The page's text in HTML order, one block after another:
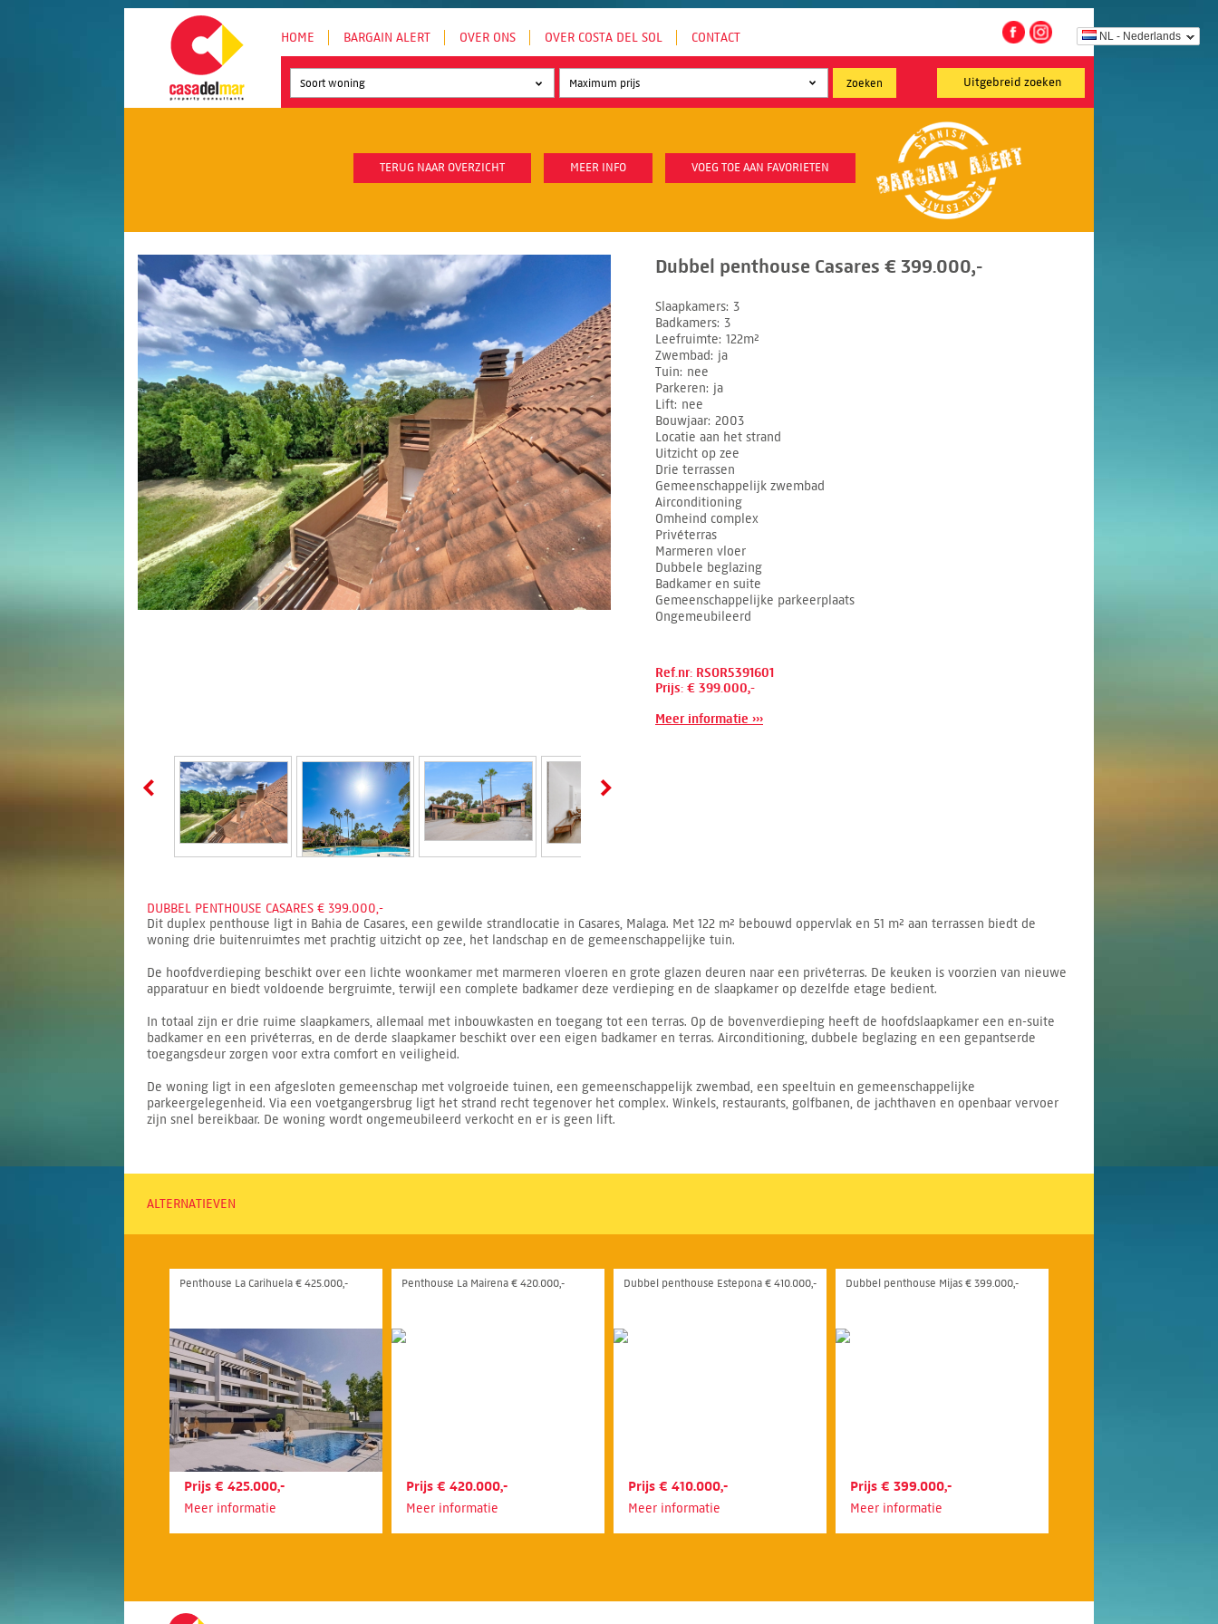
NL - Nederlands
HOME BARGAIN ALERT OVER ONS OVER COSTA DEL SOL CONTACT
Uitgebreid zoeken
Soort woning
TERUG NAAR OVERZICHT MEER INFO VOEG TOE AAN FAVORIETEN
Dubbel penthouse Casares € 399.000,-
Slaapkamers 3
Badkamers 3
Leefruimte 122m²
Zwembad
ja
Tuin nee
Parkeren ja
Lift nee
Bouwjaar 2003
Locatie aan het strand
Uitzicht op zee
Drie terrassen
Gemeenschappelijk zwembad
Airconditioning
Omheind complex
Privéterras
Marmeren vloer
Dubbele beglazing
Badkamer en suite
Gemeenschappelijke parkeerplaats
Ongemeubileerd
Ref.nr: RSOR5391601
Prijs: € 399.000,-
Meer informatie ›››
DUBBEL PENTHOUSE CASARES € 399.000,-
Dit duplex penthouse ligt in Bahia de Casares, een gewilde strandlocatie in Casares, Malaga. Met 122 m² bebouwd oppervlak en 51 m² aan terrassen biedt de
woning drie buitenruimtes met prachtig uitzicht op zee, het landschap en de gemeenschappelijke tuin.
De hoofdverdieping beschikt over een lichte woonkamer met marmeren vloeren en grote glazen deuren naar een privéterras. De keuken is voorzien van nieuwe
apparatuur en biedt voldoende bergruimte, terwijl een complete badkamer deze verdieping en de slaapkamer op dezelfde etage bedient.
In totaal zijn er drie ruime slaapkamers, allemaal met inbouwkasten en toegang tot een terras. Op de bovenverdieping heeft de hoofdslaapkamer een en-suite
badkamer en een privéterras, en de derde slaapkamer beschikt over een eigen badkamer en terras. Airconditioning, dubbele beglazing en een gepantserde
toegangsdeur zorgen voor extra comfort en veiligheid.
De woning ligt in een afgesloten gemeenschap met volgroeide tuinen, een gemeenschappelijk zwembad, een speeltuin en gemeenschappelijke
parkeergelegenheid. Via een voetgangersbrug ligt het strand recht tegenover het complex. Winkels, restaurants, golfbanen, de jachthaven en openbaar vervoer
zijn snel bereikbaar. De woning wordt ongemeubileerd verkocht en er is geen lift.
ALTERNATIEVEN
Penthouse La Carihuela € 425.000,-
Prijs € 425.000,-
Meer informatie
Penthouse La Mairena € 420.000,-
Prijs € 420.000,-
Meer informatie
Dubbel penthouse Estepona € 410.000,-
Prijs € 410.000,-
Meer informatie
Dubbel penthouse Mijas € 399.000,-
Prijs € 399.000,-
Meer informatie